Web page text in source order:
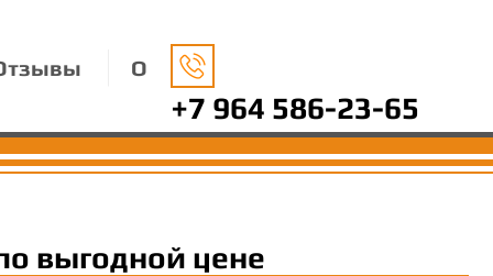
О
+7 964 586-23-65
выгодной цене